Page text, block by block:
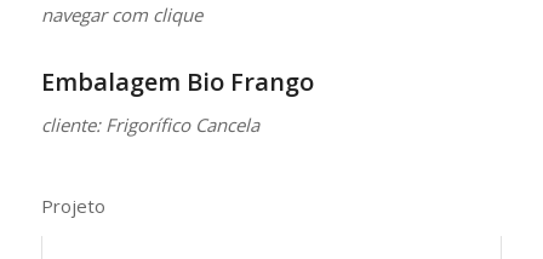
navegar com clique
Embalagem Bio Frango
cliente: Frigorífico Cancela
Projeto